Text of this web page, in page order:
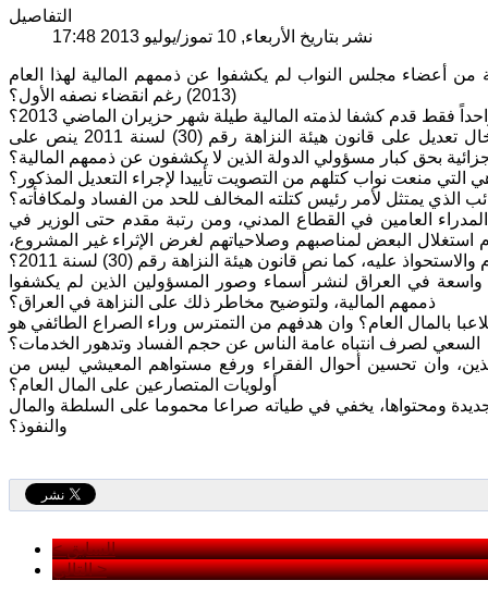
التفاصيل
نشر بتاريخ الأربعاء, 10 تموز/يوليو 2013 17:48
تستنتج حينما تطلع على تقرير لهيئة النزاهة يكشف عن ان 59 بالمئة من أعضاء مجلس النواب لم يكشفوا عن ذممهم المالية لهذا العام
(2013) رغم انقضاء نصفه الأول؟
فقط قدم كشفا لذمته المالية طيلة شهر حزيران الماضي 2013؟
ماذا يمكن أن تستنتج حين تعلم أن مجلس النواب لم يصوت بأكثرية نوابه على إدخال تعديل على قانون هيئة النزاهة رقم (30) لسنة 2011 ينص على
بحق كبار مسؤولي الدولة الذين لا يكشفون عن ذممهم المالية؟
الذي يمتثل لأمر رئيس كتلته المخالف للحد من الفساد ولمكافأته؟
العامين في القطاع المدني، ومن رتبة مقدم حتى الوزير في
البعض لمناصبهم وصلاحياتهم لغرض الإثراء غير المشروع،
عليه، كما نص قانون هيئة النزاهة رقم (30) لسنة 2011؟
واسعة في العراق لنشر أسماء وصور المسؤولين الذين لم يكشفوا
ذممهم المالية، ولتوضيح مخاطر ذلك على النزاهة في العراق؟
بالمال العام؟ وان هدفهم من التمترس وراء الصراع الطائفي هو
السعي لصرف انتباه عامة الناس عن حجم الفساد وتدهور الخدمات؟
وان تحسين أحوال الفقراء ورفع مستواهم المعيشي ليس من
أولويات المتصارعين على المال العام؟
ومحتواها، يخفي في طياته صراعا محموما على السلطة والمال
والنفوذ؟
< السابق
التالي >